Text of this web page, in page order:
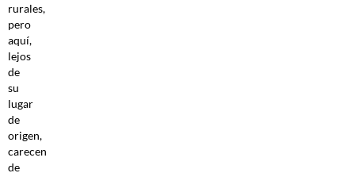
rurales,
pero
aquí,
lejos
de
su
lugar
de
origen,
carecen
de